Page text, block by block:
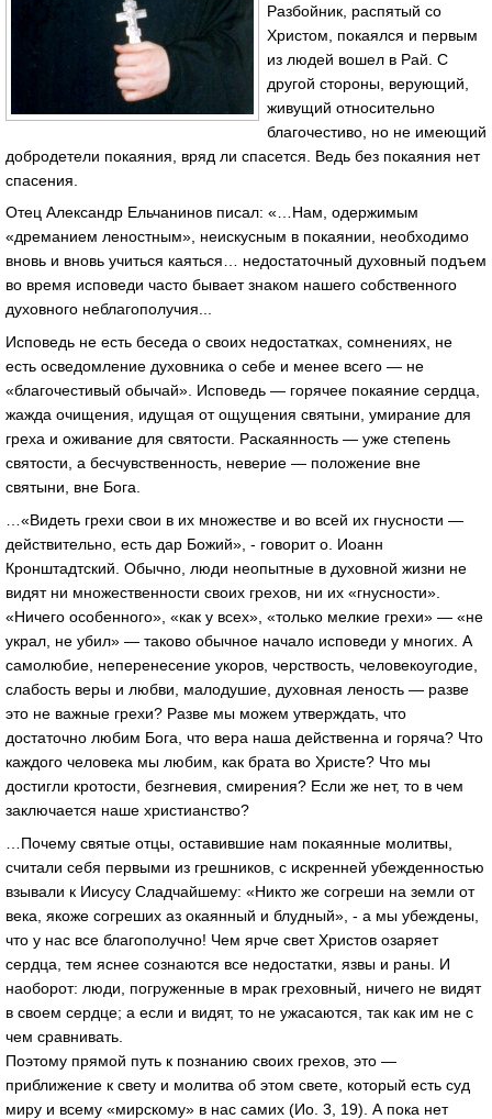
Разбойник, распятый со
Христом, покаялся и первым
из людей вошел в Рай. С
другой стороны, верующий,
живущий относительно
благочестиво, но не имеющий
добродетели покаяния, вряд ли спасется. Ведь без покаяния нет
спасения.
Отец Александр Ельчанинов писал: «…Нам, одержимым
«дреманием леностным», неискусным в покаянии, необходимо
вновь и вновь учиться каяться… недостаточный духовный подъем
во время исповеди часто бывает знаком нашего собственного
духовного неблагополучия...
Исповедь не есть беседа о своих недостатках, сомнениях, не
есть осведомление духовника о себе и менее всего — не
«благочестивый обычай». Исповедь — горячее покаяние сердца,
жажда очищения, идущая от ощущения святыни, умирание для
греха и оживание для святости. Раскаянность — уже степень
святости, а бесчувственность, неверие — положение вне
святыни, вне Бога.
…«Видеть грехи свои в их множестве и во всей их гнусности —
действительно, есть дар Божий», - говорит о. Иоанн
Кронштадтский. Обычно, люди неопытные в духовной жизни не
видят ни множественности своих грехов, ни их «гнусности».
«Ничего особенного», «как у всех», «только мелкие грехи» — «не
украл, не убил» — таково обычное начало исповеди у многих. А
самолюбие, неперенесение укоров, черствость, человекоугодие,
слабость веры и любви, малодушие, духовная леность — разве
это не важные грехи? Разве мы можем утверждать, что
достаточно любим Бога, что вера наша действенна и горяча? Что
каждого человека мы любим, как брата во Христе? Что мы
достигли кротости, безгневия, смирения? Если же нет, то в чем
заключается наше христианство?
…Почему святые отцы, оставившие нам покаянные молитвы,
считали себя первыми из грешников, с искренней убежденностью
взывали к Иисусу Сладчайшему: «Никто же согреши на земли от
века, якоже согреших аз окаянный и блудный», - а мы убеждены,
что у нас все благополучно! Чем ярче свет Христов озаряет
сердца, тем яснее сознаются все недостатки, язвы и раны. И
наоборот: люди, погруженные в мрак греховный, ничего не видят
в своем сердце; а если и видят, то не ужасаются, так как им не с
чем сравнивать.
Поэтому прямой путь к познанию своих грехов, это —
приближение к свету и молитва об этом свете, который есть суд
миру и всему «мирскому» в нас самих (Ио. 3, 19). А пока нет